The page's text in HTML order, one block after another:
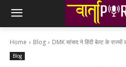
Home Blog DMK सांसद ने हिंदी बेल्ट के राज्यों
Blog